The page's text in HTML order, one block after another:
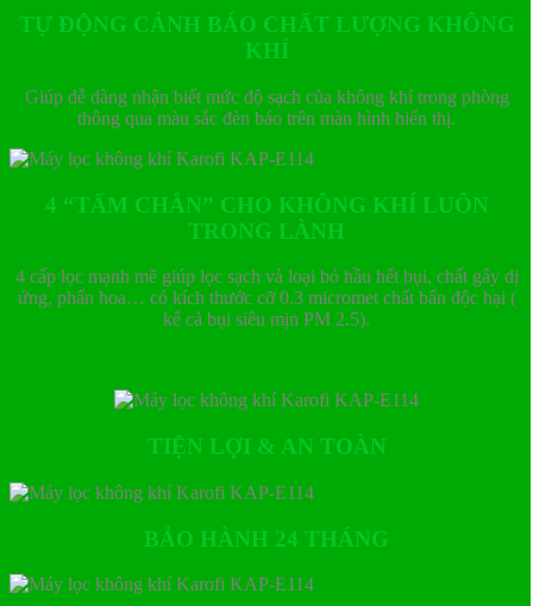
TỰ ĐỘNG CẢNH BÁO CHẤT LƯỢNG KHÔNG
KHÍ
Giúp dễ dàng nhận biết mức độ sạch của không khí trong phòng
thông qua màu sắc đèn báo trên màn hình hiển thị.
4 “TẤM CHẮN” CHO KHÔNG KHÍ LUÔN
TRONG LÀNH
4 cấp lọc mạnh mẽ giúp lọc sạch và loại bỏ hầu hết bụi, chất gây dị
ứng, phấn hoa… có kích thước cỡ 0.3 micromet chất bẩn độc hại (
kể cả bụi siêu mịn PM 2.5).
TIỆN LỢI & AN TOÀN
BẢO HÀNH 24 THÁNG